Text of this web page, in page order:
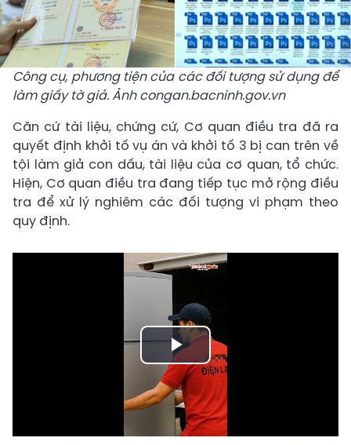
Công cụ, phương tiện của các đối tượng sử dụng để
làm giấy tờ giả. Ảnh congan.bacninh.gov.vn
Căn cứ tài liệu, chứng cứ, Cơ quan điều tra đã ra
quyết định khởi tố vụ án và khởi tố 3 bị can trên về
tội làm giả con dấu, tài liệu của cơ quan, tổ chức.
Hiện, Cơ quan điều tra đang tiếp tục mở rộng điều
tra để xử lý nghiêm các đối tượng vi phạm theo
quy định.
Play
Video